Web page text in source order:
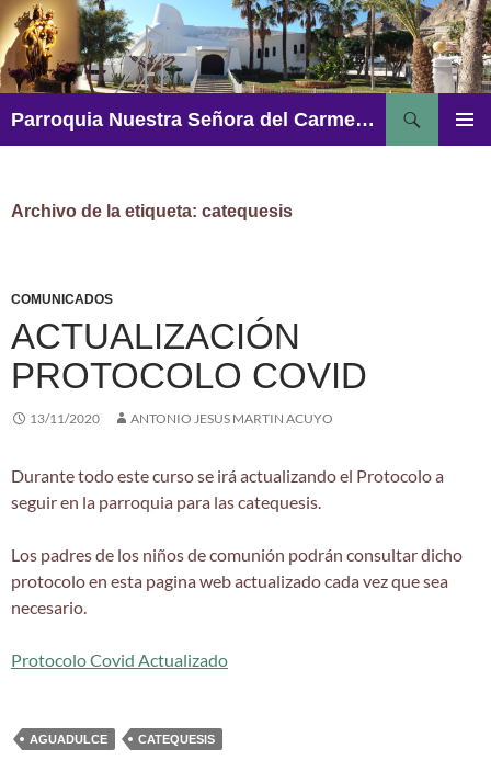
Saltar
al
contenido
Parroquia Nuestra Señora del Carmen – Aguadulce
Archivo de la etiqueta: catequesis
COMUNICADOS
ACTUALIZACIÓN
PROTOCOLO COVID
13/11/2020 ANTONIO JESUS MARTIN ACUYO
Durante todo este curso se irá actualizando el Protocolo a
seguir en la parroquia para las catequesis.
Los padres de los niños de comunión podrán consultar dicho
protocolo en esta pagina web actualizado cada vez que sea
necesario.
Protocolo Covid Actualizado
AGUADULCE CATEQUESIS